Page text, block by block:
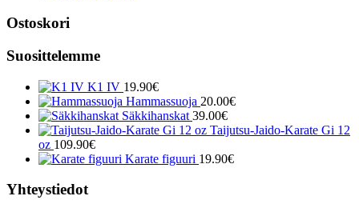
Ostoskori
Suosittelemme
K1 IV 19.90€
Hammassuoja 20.00€
Säkkihanskat 39.00€
Taijutsu-Jaido-Karate Gi 12
oz 109.90€
Karate figuuri 19.90€
Yhteystiedot